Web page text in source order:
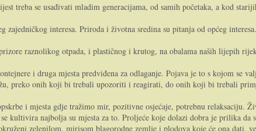
treba se usađivati mladim generacijama, od samih početaka, a kod
interesa. Priroda i životna sredina su pitanja od općeg
raznolikog otpada, i plastičnog i krutog, na obalama naših lijepih
i druga mjesta predviđena za odlaganje. Pojava je to s kojom se
preko onih koji bi trebali upozoriti i reagirati, do onih koji bi trebali
i mjesta gdje tražimo mir, pozitivne osjećaje, potrebnu relaksaciju.
najbolja su mjesta za to. Proljeće koje dolazi dobra je prilika da
zelenilom, mirisom blagorodne zemlje i plodova koje će ona dati,